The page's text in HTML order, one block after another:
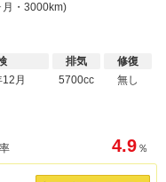
月・3000km)
月
排気
5700cc
修復
無し
4.9 ％